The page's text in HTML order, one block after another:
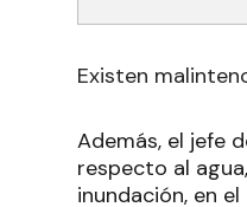
Existen
Además, el jefe
respecto al
inundación, en